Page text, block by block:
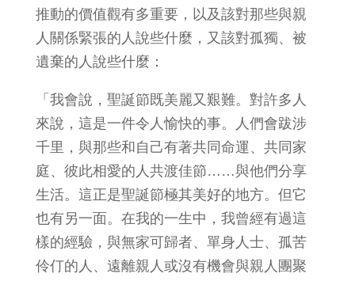
推動的價值觀有多重要，以及該對那些與親
人關係緊張的人說些什麼，又該對孤獨、被
遺棄的人說些什麼：
「我會說，聖誕節既美麗又艱難。對許多人
來說，這是一件令人愉快的事。人們會跋涉
千里，與那些和自己有著共同命運、共同家
庭、彼此相愛的人共渡佳節……與他們分享
生活。這正是聖誕節極其美好的地方。但它
也有另一面。在我的一生中，我曾經有過這
樣的經驗，與無家可歸者、單身人士、孤苦
伶仃的人、遠離親人或沒有機會與親人團聚